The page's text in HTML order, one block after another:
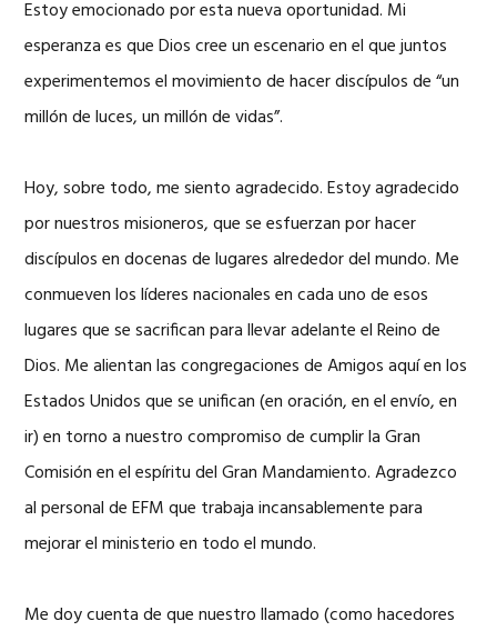
Estoy emocionado por esta nueva oportunidad. Mi
esperanza es que Dios cree un escenario en el que juntos
experimentemos el movimiento de hacer discípulos de “un
millón de luces, un millón de vidas”.
Hoy, sobre todo, me siento agradecido. Estoy agradecido
por nuestros misioneros, que se esfuerzan por hacer
discípulos en docenas de lugares alrededor del mundo. Me
conmueven los líderes nacionales en cada uno de esos
lugares que se sacrifican para llevar adelante el Reino de
Dios. Me alientan las congregaciones de Amigos aquí en los
Estados Unidos que se unifican (en oración, en el envío, en
ir) en torno a nuestro compromiso de cumplir la Gran
Comisión en el espíritu del Gran Mandamiento. Agradezco
al personal de EFM que trabaja incansablemente para
mejorar el ministerio en todo el mundo.
Me doy cuenta de que nuestro llamado (como hacedores